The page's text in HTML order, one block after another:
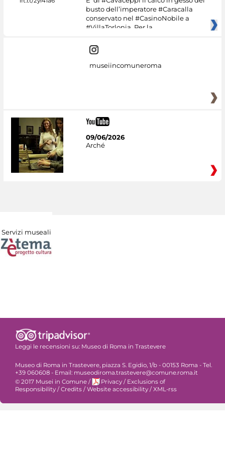
busto dell’imperatore #Caracalla
conservato nel #CasinoNobile a
#VillaTorlonia. Per la
museiincomuneroma
09/06/2026
Arché
Servizi museali
Leggi le recensioni su: Museo di Roma in Trastevere
Museo di Roma in Trastevere, piazza S. Egidio, 1/b - 00153 Roma - Tel.
+39 060608 - Email: museodiroma.trastevere@comune.roma.it
© 2017 Musei in Comune / Privacy / Exclusions of
Responsibility / Credits / Website accessibility / XML-rss